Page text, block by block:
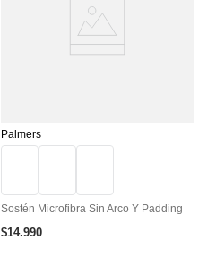
Palmers
Sostén Microfibra Sin Arco Y Padding
$14.990